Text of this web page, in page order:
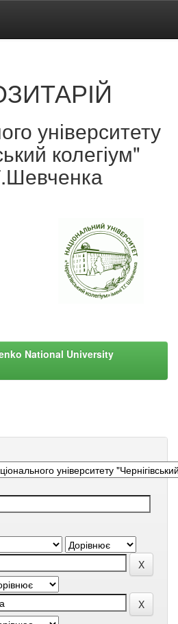
університету
колегіум"
National University